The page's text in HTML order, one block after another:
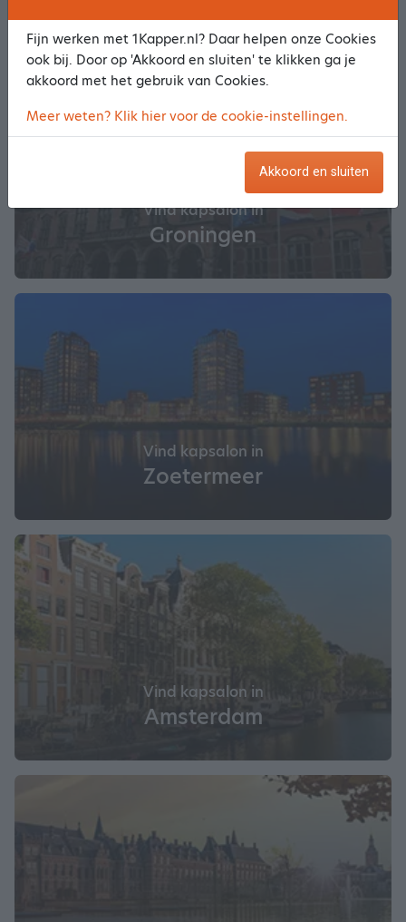
Vind kapsalon in
Groningen
Vind kapsalon in
Zoetermeer
Vind kapsalon in
Amsterdam
Fijn werken met 1Kapper.nl? Daar helpen onze Cookies
ook bij. Door op 'Akkoord en sluiten' te klikken ga je
akkoord met het gebruik van Cookies.
Meer weten? Klik hier voor de cookie-instellingen.
Akkoord en sluiten